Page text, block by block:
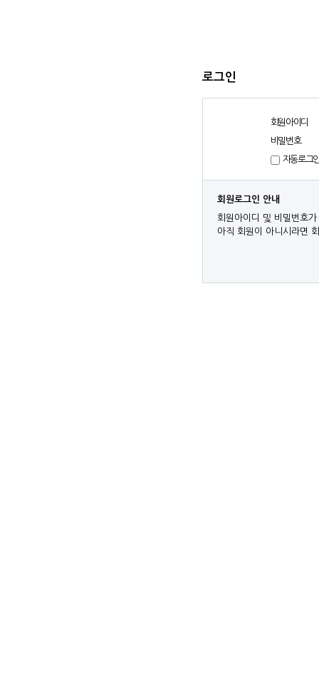
로그인
회원아이디
비밀번호
자동로그
회원로그인 안내
회원아이디 및 비밀번호
아직 회원이 아니시라면